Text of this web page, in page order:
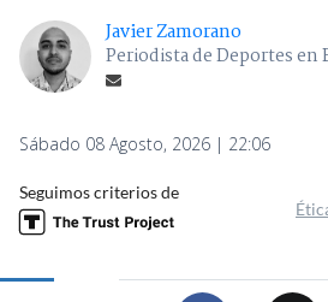
Javier Zamorano
Periodista de Deportes en
Sábado 08 Agosto, 2026 | 22:06
Seguimos criterios de